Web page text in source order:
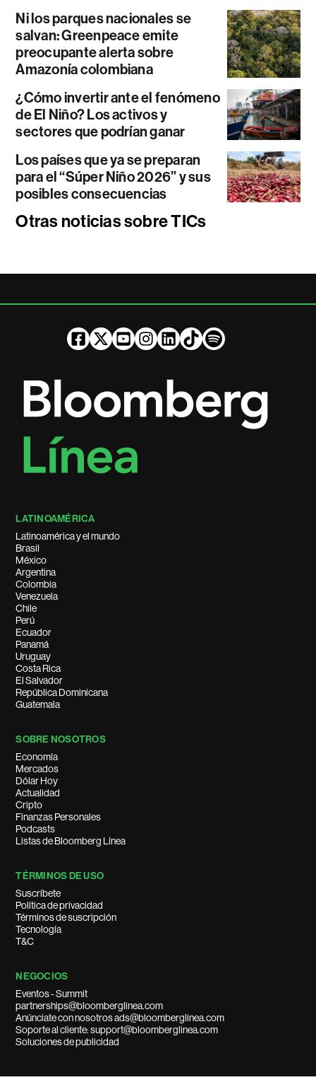
Ni los parques nacionales se
salvan: Greenpeace emite
preocupante alerta sobre
Amazonía colombiana
¿Cómo invertir ante el fenómeno
de El Niño? Los activos y
sectores que podrían ganar
Los países que ya se preparan
para el “Súper Niño 2026” y sus
posibles consecuencias
Otras noticias sobre TICs
LATINOAMÉRICA
Latinoamérica y el mundo
Brasil
México
Argentina
Colombia
Venezuela
Chile
Perú
Ecuador
Panamá
Uruguay
Costa Rica
El Salvador
República Dominicana
Guatemala
SOBRE NOSOTROS
Economía
Mercados
Dólar Hoy
Actualidad
Cripto
Finanzas Personales
Podcasts
Listas de Bloomberg Línea
TÉRMINOS DE USO
Suscríbete
Política de privacidad
Términos de suscripción
Tecnología
T&C
NEGOCIOS
Eventos - Summit
partnerships@bloomberglinea.com
Anúnciate con nosotros ads@bloomberglinea.com
Soporte al cliente: support@bloomberglinea.com
Soluciones de publicidad